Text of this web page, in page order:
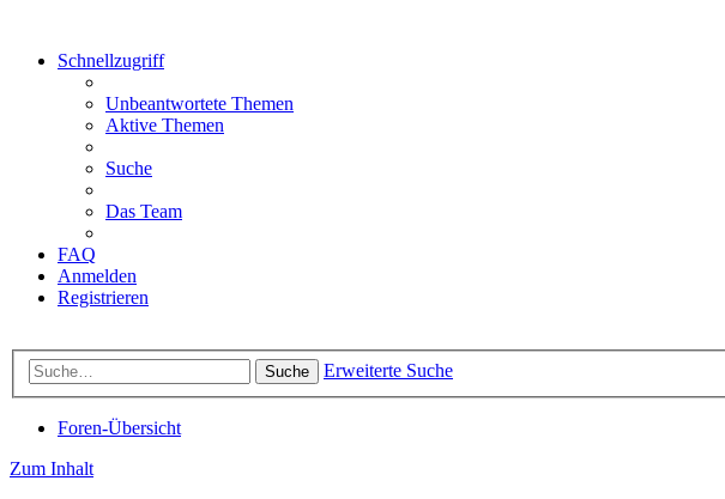
Schnellzugriff
Unbeantwortete Themen
Aktive Themen
Suche
Das Team
FAQ
Anmelden
Registrieren
Suche Erweiterte Suche
Foren-Übersicht
Zum Inhalt